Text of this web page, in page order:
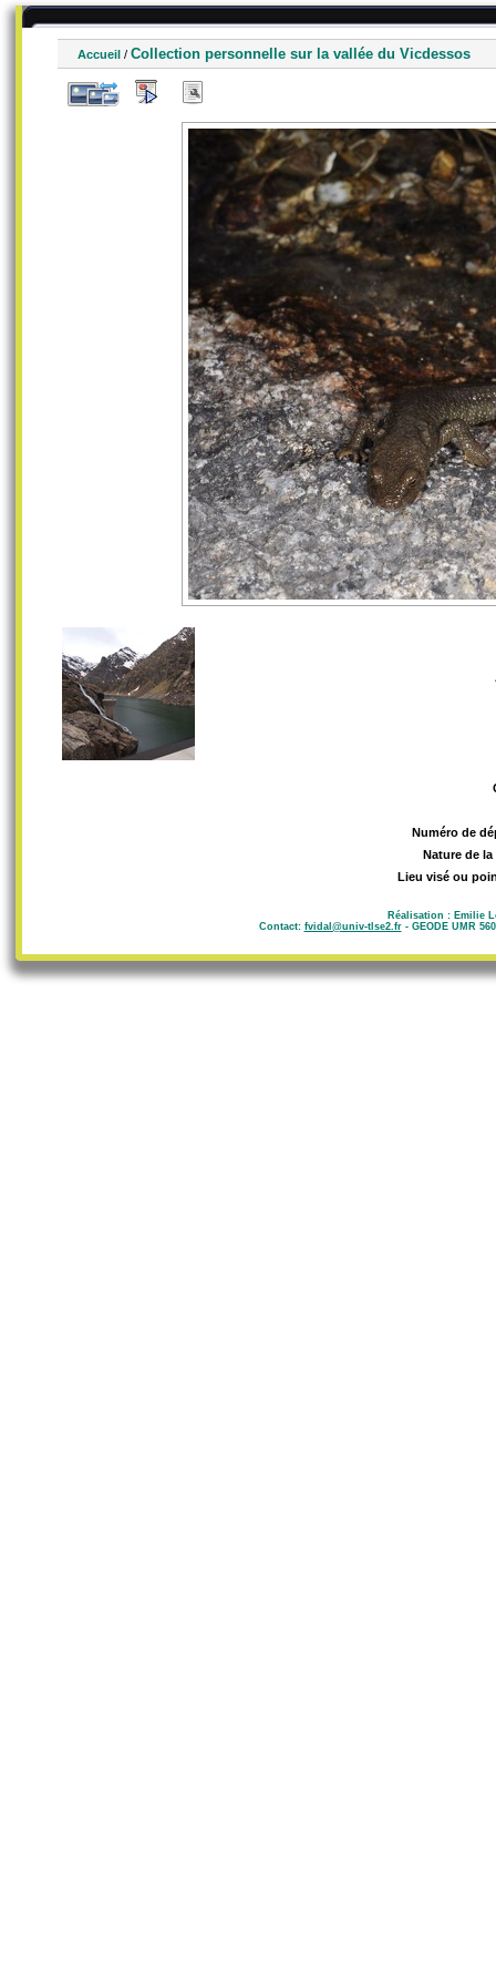
Accueil / Collection personnelle sur la vallée du Vicdessos
Numéro de
Nature de
Lieu visé ou
Réalisation : Emilie
Contact: fvidal@univ-tlse2.fr- GEODE UMR